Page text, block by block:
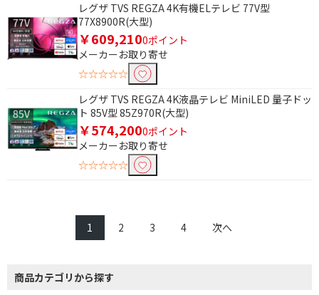
レグザ TVS REGZA 4K有機ELテレビ 77V型
77X8900R(大型)
￥609,2100ポイント
メーカーお取り寄せ
☆☆☆☆☆
レグザ TVS REGZA 4K液晶テレビ MiniLED 量子ドッ
ト 85V型 85Z970R(大型)
￥574,2000ポイント
メーカーお取り寄せ
☆☆☆☆☆
1 2 3 4 次へ
商品カテゴリから探す